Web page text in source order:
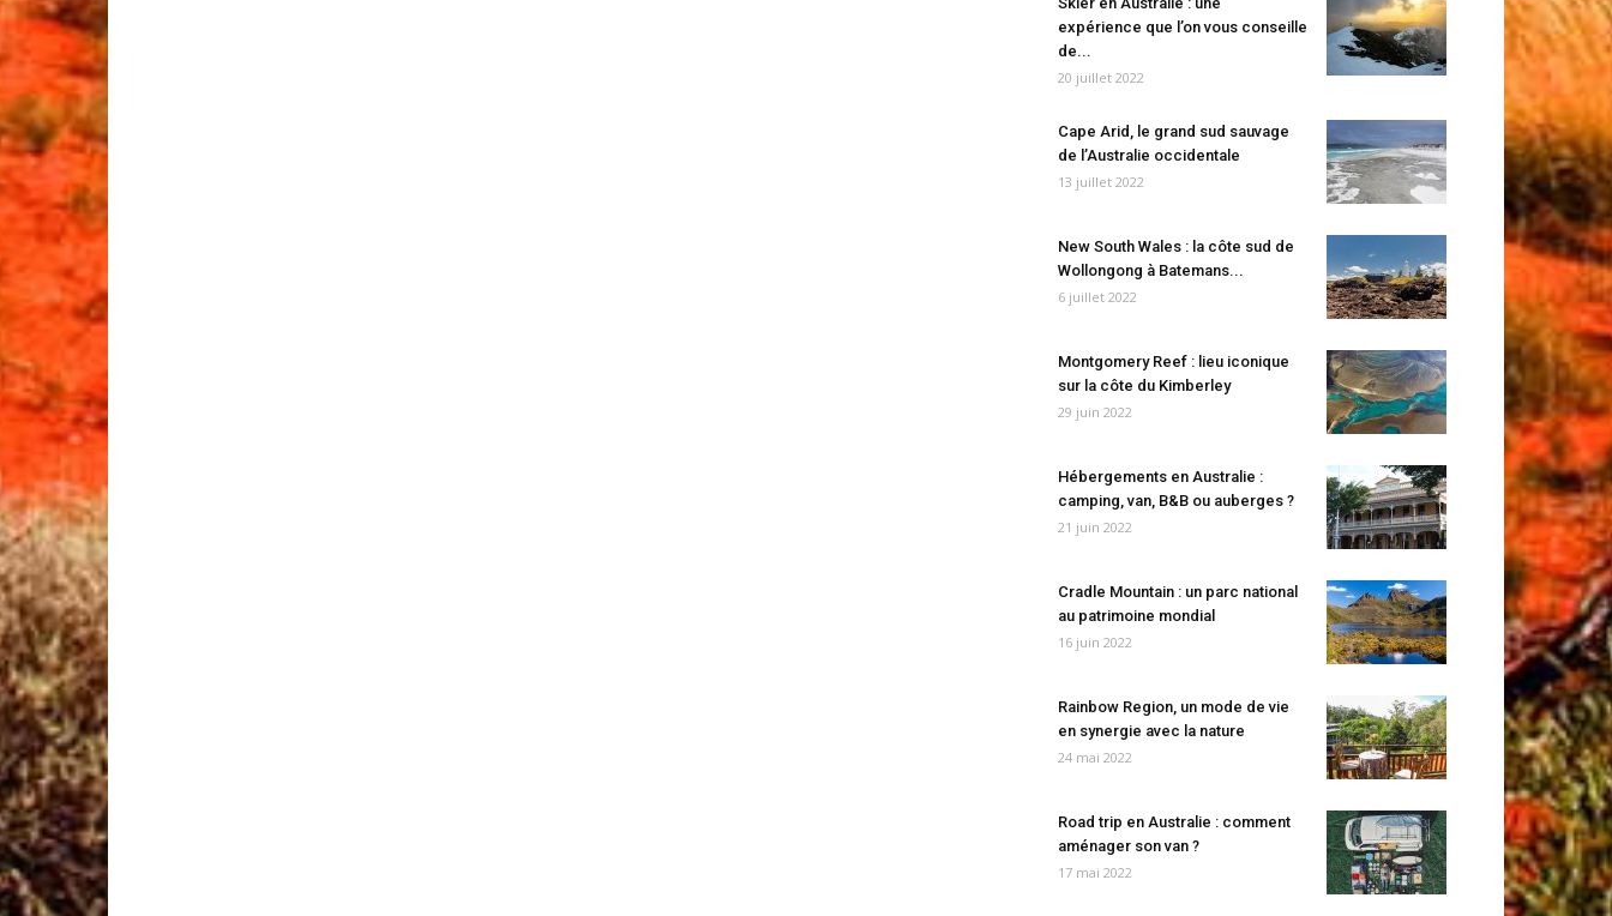
expérience que l’on vous conseille
de...
20 juillet 2022
Cape Arid, le grand sud sauvage
de l’Australie occidentale
13 juillet 2022
New South Wales : la côte sud de
Wollongong à Batemans...
6 juillet 2022
Montgomery Reef : lieu iconique
sur la côte du Kimberley
29 juin 2022
Hébergements en Australie :
camping, van, B&B ou auberges ?
21 juin 2022
Cradle Mountain : un parc national
au patrimoine mondial
16 juin 2022
Rainbow Region, un mode de vie
en synergie avec la nature
24 mai 2022
Road trip en Australie : comment
aménager son van ?
17 mai 2022